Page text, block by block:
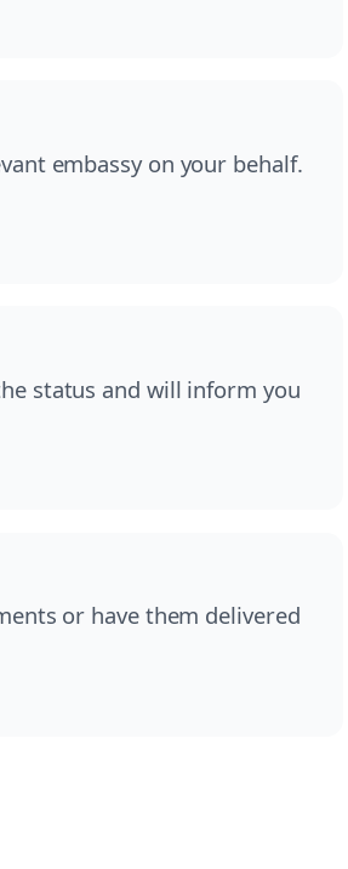
embassy on your behalf.
status and will inform you
or have them delivered